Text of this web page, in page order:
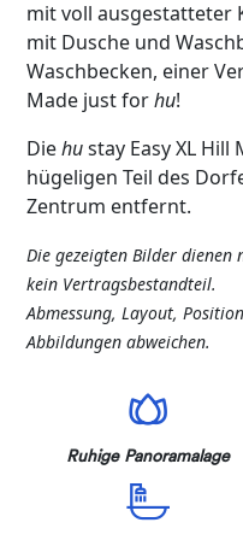
mit voll ausgestatteter
mit Dusche und
Waschbecken, einer
Made just forhu!
Diehustay Easy XL
hügeligen Teil des
Zentrum entfernt.
Die gezeigten Bilder
kein Vertragsbestandteil.
Abmessung, Layout,
Abbildungen abweichen.
Ruhige Panoramalage